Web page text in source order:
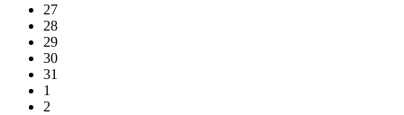
27
28
29
30
31
1
2